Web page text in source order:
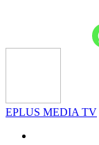
EPLUS MEDIA TV